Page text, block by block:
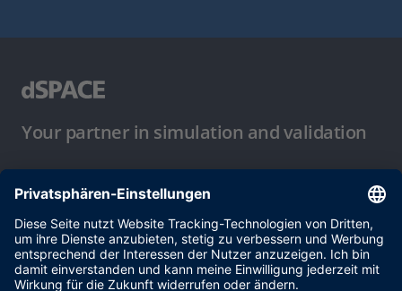
Your partner in simulation and validation
Nutzungsbedingungen
Datenschutzbestimmung